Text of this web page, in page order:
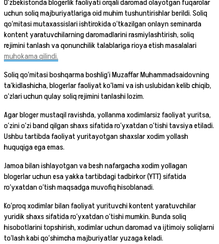
O‘zbekistonda blogerlik faoliyati orqali daromad olayotgan fuqarolar
uchun soliq majburiyatlariga oid muhim tushuntirishlar berildi. Soliq
qo‘mitasi mutaxassislari ishtirokida o‘tkazilgan onlayn seminarda
kontent yaratuvchilarning daromadlarini rasmiylashtirish, soliq
rejimini tanlash va qonunchilik talablariga rioya etish masalalari
muhokama qilindi.
Soliq qo‘mitasi boshqarma boshlig‘i Muzaffar Muhammadsaidovning
ta’kidlashicha, blogerlar faoliyat ko‘lami va ish uslubidan kelib chiqib,
o‘zlari uchun qulay soliq rejimini tanlashi lozim.
Agar bloger mustaqil ravishda, yollanma xodimlarsiz faoliyat yuritsa,
o‘zini o‘zi band qilgan shaxs sifatida ro‘yxatdan o‘tishi tavsiya etiladi.
Ushbu tartibda faoliyat yuritayotgan shaxslar xodim yollash
huquqiga ega emas.
Jamoa bilan ishlayotgan va besh nafargacha xodim yollagan
blogerlar uchun esa yakka tartibdagi tadbirkor (YTT) sifatida
ro‘yxatdan o‘tish maqsadga muvofiq hisoblanadi.
Ko‘proq xodimlar bilan faoliyat yurituvchi kontent yaratuvchilar
yuridik shaxs sifatida ro‘yxatdan o‘tishi mumkin. Bunda soliq
hisobotlarini topshirish, xodimlar uchun daromad va ijtimoiy soliqlarni
to‘lash kabi qo‘shimcha majburiyatlar yuzaga keladi.